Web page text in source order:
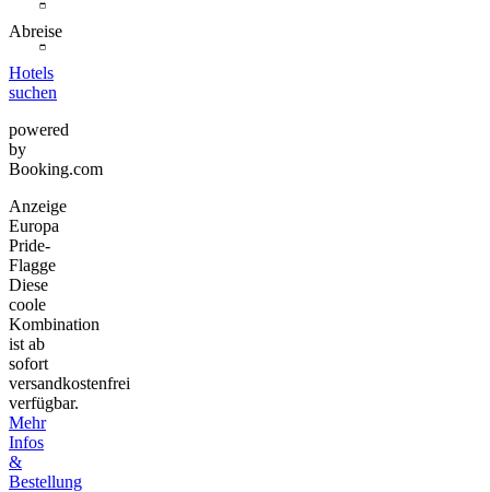
Abreise
Hotels
suchen
powered
by
Booking.com
Anzeige
Europa
Pride-
Flagge
Diese
coole
Kombination
ist ab
sofort
versandkostenfrei
verfügbar.
Mehr
Infos
&
Bestellung